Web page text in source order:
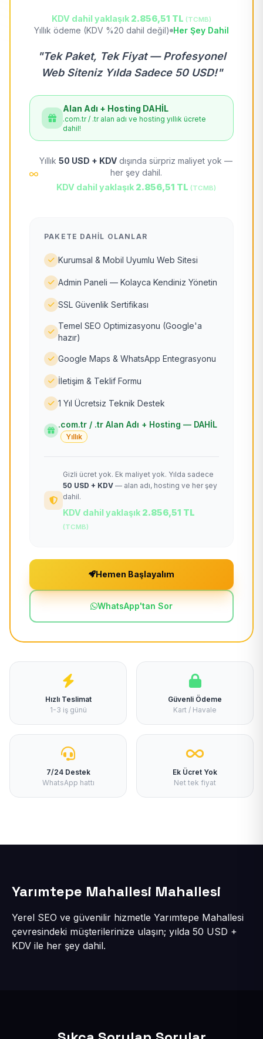
KDV dahil yaklaşık 2.856,51 TL (TCMB)
Yıllık ödeme (KDV %20 dahil değil) Her Şey Dahil
"Tek Paket, Tek Fiyat — Profesyonel
Web Siteniz Yılda Sadece 50 USD!"
Alan Adı + Hosting DAHİL
.com.tr / .tr alan adı ve hosting yıllık ücrete
dahil!
Yıllık 50 USD + KDV dışında sürpriz maliyet yok —
her şey dahil.
KDV dahil yaklaşık 2.856,51 TL (TCMB)
PAKETE DAHIL OLANLAR
Kurumsal & Mobil Uyumlu Web Sitesi
Admin Paneli — Kolayca Kendiniz Yönetin
SSL Güvenlik Sertifikası
Temel SEO Optimizasyonu (Google'a
hazır)
Google Maps & WhatsApp Entegrasyonu
İletişim & Teklif Formu
1 Yıl Ücretsiz Teknik Destek
.com.tr / .tr Alan Adı + Hosting — DAHİL
Yıllık
Gizli ücret yok. Ek maliyet yok. Yılda sadece
50 USD + KDV — alan adı, hosting ve her şey
dahil.
KDV dahil yaklaşık 2.856,51 TL
(TCMB)
Hemen Başlayalım
WhatsApp'tan Sor
Hızlı Teslimat
1-3 iş günü
Güvenli Ödeme
Kart / Havale
7/24 Destek
WhatsApp hattı
Ek Ücret Yok
Net tek fiyat
Yarımtepe Mahallesi Mahallesi
Yerel SEO ve güvenilir hizmetle Yarımtepe Mahallesi
çevresindeki müşterilerinize ulaşın; yılda 50 USD +
KDV ile her şey dahil.